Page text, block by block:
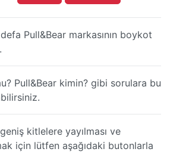
Pull&Bear markasının boykot
Pull&Bear kimin? gibi sorulara bu
kitlelere yayılması ve
için lütfen aşağıdaki butonlarla